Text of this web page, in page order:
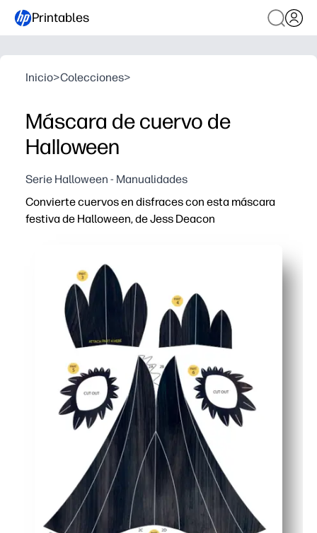
Printables
Inicio>Colecciones>
Máscara de cuervo de
Halloween
Serie Halloween - Manualidades
Convierte cuervos en disfraces con esta máscara
festiva de Halloween, de Jess Deacon